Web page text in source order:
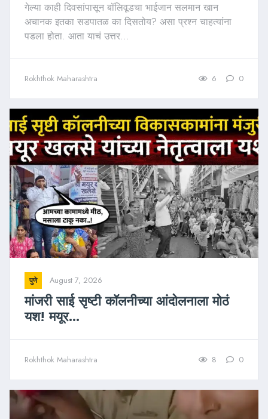
गेल्या काही दिवसांपासून बॉलिवूडचा भाईजान सलमान खान
अचानक इतका सडपातळ का दिसतोय? असा प्रश्न चाहत्यांना
पडला होता. आता याचं उत्तर...
Rokhthok Maharashtra 6 0
पुणे August 7, 2026
मांजरी साई सृष्टी कॉलनीच्या आंदोलनाला मोठं
यश! मयूर...
Rokhthok Maharashtra 8 0